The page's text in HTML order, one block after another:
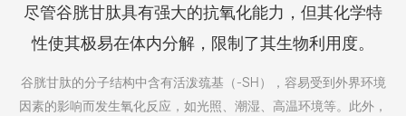
尽管谷胱甘肽具有强大的抗氧化能力，但其化学特
性使其极易在体内分解，限制了其生物利用度。
谷胱甘肽的分子结构中含有活泼巯基（-SH），容易受到外界环境
因素的影响而发生氧化反应，如光照、潮湿、高温环境等。此外，